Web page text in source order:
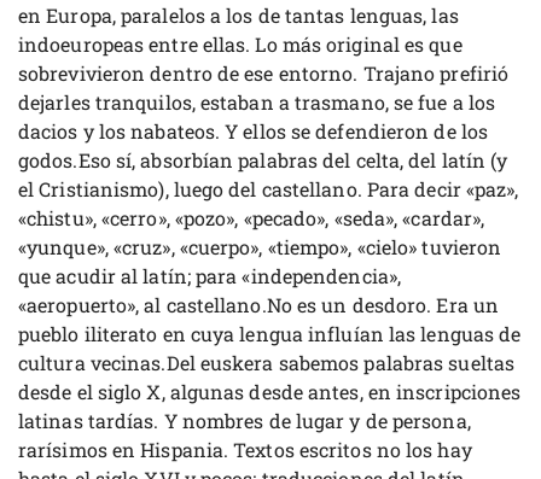
en Europa, paralelos a los de tantas lenguas, las
indoeuropeas entre ellas. Lo más original es que
sobrevivieron dentro de ese entorno. Trajano prefirió
dejarles tranquilos, estaban a trasmano, se fue a los
dacios y los nabateos. Y ellos se defendieron de los
godos.Eso sí, absorbían palabras del celta, del latín (y
el Cristianismo), luego del castellano. Para decir «paz»,
«chistu», «cerro», «pozo», «pecado», «seda», «cardar»,
«yunque», «cruz», «cuerpo», «tiempo», «cielo» tuvieron
que acudir al latín; para «independencia»,
«aeropuerto», al castellano.No es un desdoro. Era un
pueblo iliterato en cuya lengua influían las lenguas de
cultura vecinas.Del euskera sabemos palabras sueltas
desde el siglo X, algunas desde antes, en inscripciones
latinas tardías. Y nombres de lugar y de persona,
rarísimos en Hispania. Textos escritos no los hay